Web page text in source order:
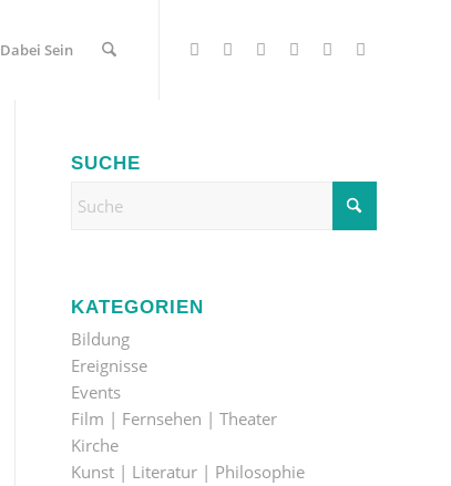
Dabei Sein
SUCHE
KATEGORIEN
Bildung
Ereignisse
Events
Film | Fernsehen | Theater
Kirche
Kunst | Literatur | Philosophie